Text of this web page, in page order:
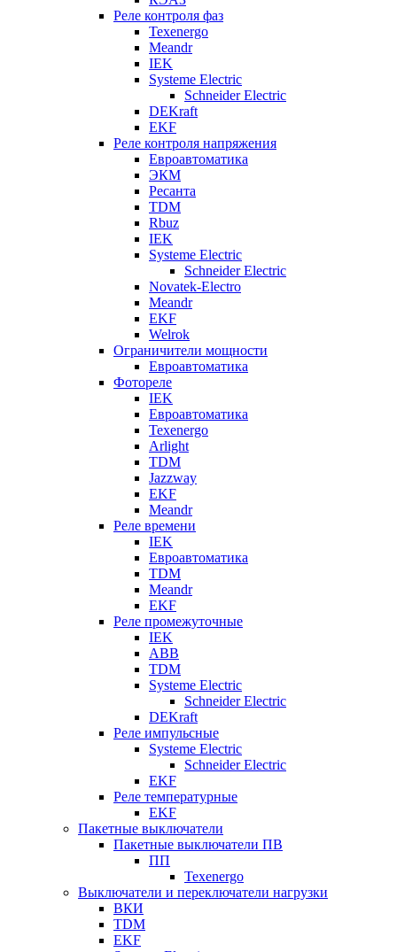
Реле контроля фаз
Texenergo
Meandr
IEK
Systeme Electric
Schneider Electric
DEKraft
EKF
Реле контроля напряжения
Евроавтоматика
ЭКМ
Ресанта
TDM
Rbuz
IEK
Systeme Electric
Schneider Electric
Novatek-Electro
Meandr
EKF
Welrok
Ограничители мощности
Евроавтоматика
Фотореле
IEK
Евроавтоматика
Texenergo
Arlight
TDM
Jazzway
EKF
Meandr
Реле времени
IEK
Евроавтоматика
TDM
Meandr
EKF
Реле промежуточные
IEK
ABB
TDM
Systeme Electric
Schneider Electric
DEKraft
Реле импульсные
Systeme Electric
Schneider Electric
EKF
Реле температурные
EKF
Пакетные выключатели
Пакетные выключатели ПВ
ПП
Texenergo
Выключатели и переключатели нагрузки
ВКИ
TDM
EKF